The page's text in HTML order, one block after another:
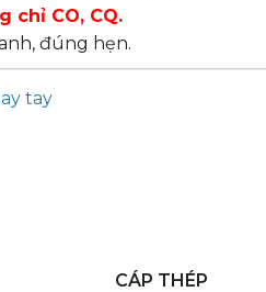
chỉ CO, CQ.
đúng hẹn.
tay
CÁP THÉP